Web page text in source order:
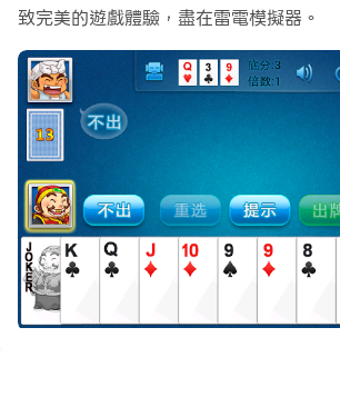
式和帳戶。
而文件互傳功能讓分享圖像、影片和文
下載斗地主並在PC上運行。享受PC端
質吧!
1. 游戏中设计了多等级升级规则，从小工
的斗地主水平怎么样了
2. 游戏运行速度非常快，游戏中不包含
卡牌，使得游戏运行起来很快即使低版本
的跑起来
3. 丰富的动画效果，游戏中火箭，飞机
致完美的遊戲體驗，盡在雷電模擬器。